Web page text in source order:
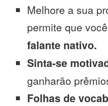
Melhore a sua
permite que você
falante nativo.
Sinta-se
ganharão
Folhas de